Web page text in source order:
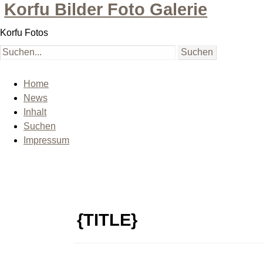
Korfu Bilder Foto Galerie
Korfu Fotos
Home
News
Inhalt
Suchen
Impressum
{TITLE}